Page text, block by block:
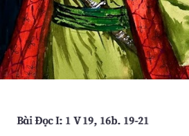
Bài Ðọc I: 1 V 19, 16b. 19-21